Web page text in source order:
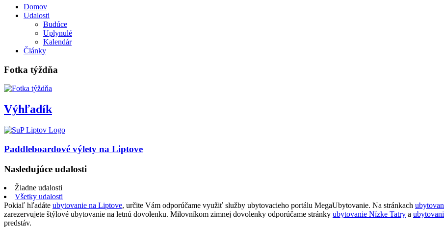
Domov
Udalosti
Budúce
Uplynulé
Kalendár
Články
Fotka týždňa
Výhľadík
Paddleboardové výlety na Liptove
Nasledujúce udalosti
Žiadne udalosti
Všetky udalosti
Pokiaľ hľadáte ubytovanie na Liptove, určite Vám odporúčame využiť služby ubytovacieho portálu MegaUbytovanie. Na stránkach
zarezervujete štýlové ubytovanie na letnú dovolenku. Milovníkom zimnej dovolenky odporúčame stránky ubytovanie Nízke Tatry a
predstáv.